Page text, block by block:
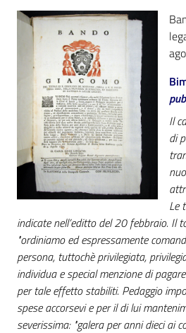
Casa
Piani
Archivio
storico
Decentrate
Patto
per
la
lettura
Il
di
Le
indicate nell’editto del 20 febbraio. Il
"ordiniamo ed espressamente
persona, tuttochè privilegiata,
individua e special menzione di
per tale effetto stabiliti. Pedaggio
spese accorsevi e per il di lui
severissima: "galera per anni dieci ai